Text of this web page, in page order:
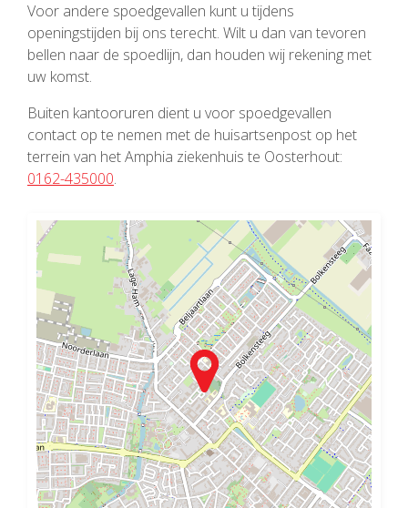
Voor andere spoedgevallen kunt u tijdens
openingstijden bij ons terecht. Wilt u dan van tevoren
bellen naar de spoedlijn, dan houden wij rekening met
uw komst.
Buiten kantooruren dient u voor spoedgevallen
contact op te nemen met de huisartsenpost op het
terrein van het Amphia ziekenhuis te Oosterhout:
0162-435000.
Loading...